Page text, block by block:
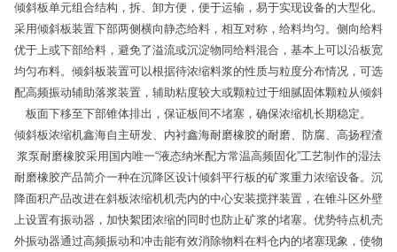
倾斜板单元组合结构，拆、卸方便，便于运输，易于实现设备的大型化。
采用倾斜板装置下部两侧横向静态给料，相互对称，给料均匀。侧向给料
优于上或下部给料，避免了溢流或沉淀物同给料混合，基本上可以沿板宽
均匀布料。倾斜板装置可以根据待浓缩料浆的性质与粒度分布情况，可选
配高频振动辅助落浆装置，辅助粘度较大或颗粒过于细腻固体颗粒从倾斜
板面下移至下部锥体排出，保证板间不堵塞，确保浓缩机长期稳定。
倾斜板浓缩机鑫海自主研发、内衬鑫海耐磨橡胶的耐磨、防腐、高扬程渣
浆泵耐磨橡胶采用国内唯一“液态纳米配方常温高频固化”工艺制作的湿法
耐磨橡胶产品简介一种在沉降区设计倾斜平行板的矿浆重力浓缩设备。沉
降面积产品改进在斜板浓缩机机壳内的中心安装搅拌装置，在锥斗区外壁
上设置有振动器，加快絮团浓缩的同时也防止矿浆的堵塞。优势特点机壳
外振动器通过高频振动和冲击能有效消除物料在料仓内的堵塞现象，使物